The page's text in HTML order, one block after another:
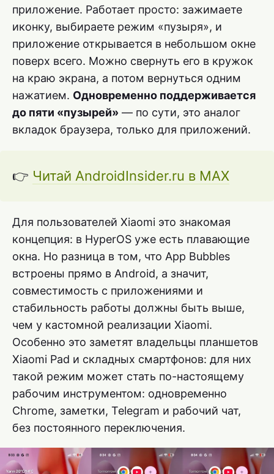
приложение. Работает просто: зажимаете
иконку, выбираете режим «пузыря», и
приложение открывается в небольшом окне
поверх всего. Можно свернуть его в кружок
на краю экрана, а потом вернуться одним
нажатием. Одновременно поддерживается
до пяти «пузырей» — по сути, это аналог
вкладок браузера, только для приложений.
👉 Читай AndroidInsider.ru в MAX
Для пользователей Xiaomi это знакомая
концепция: в HyperOS уже есть плавающие
окна. Но разница в том, что App Bubbles
встроены прямо в Android, а значит,
совместимость с приложениями и
стабильность работы должны быть выше,
чем у кастомной реализации Xiaomi.
Особенно это заметят владельцы планшетов
Xiaomi Pad и складных смартфонов: для них
такой режим может стать по-настоящему
рабочим инструментом: одновременно
Chrome, заметки, Telegram и рабочий чат,
без постоянного переключения.